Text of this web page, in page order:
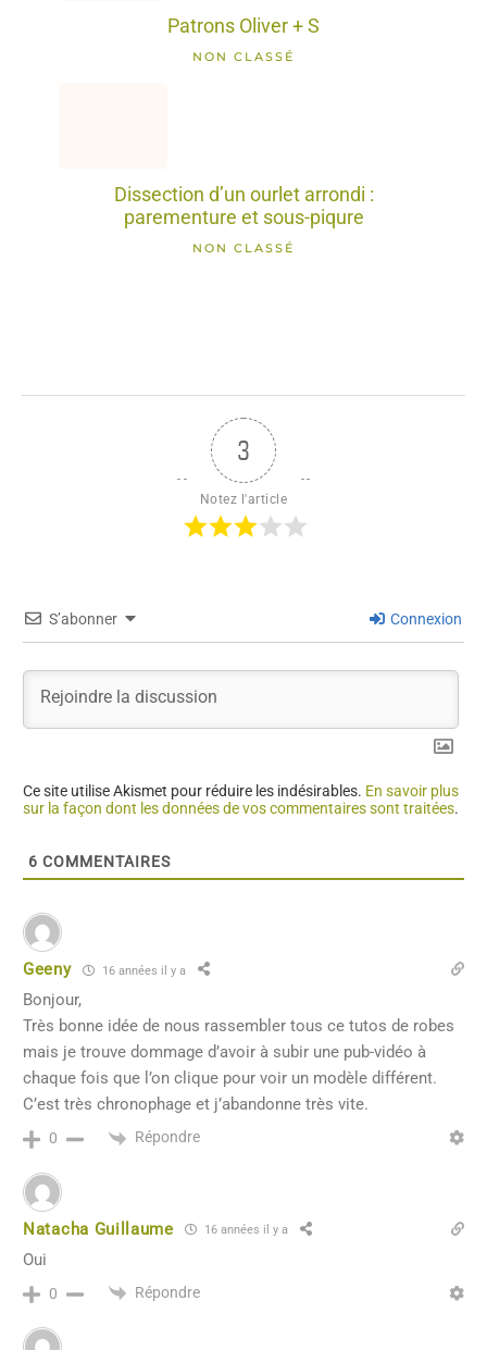
Patrons Oliver + S
NON CLASSÉ
Dissection d’un ourlet arrondi :
parementure et sous-piqure
NON CLASSÉ
3
Notez l'article
S’abonner Connexion
Ce site utilise Akismet pour réduire les indésirables. En savoir plus
sur la façon dont les données de vos commentaires sont traitées.
6 COMMENTAIRES
Geeny 16 années il y a
Bonjour,
Très bonne idée de nous rassembler tous ce tutos de robes
mais je trouve dommage d’avoir à subir une pub-vidéo à
chaque fois que l’on clique pour voir un modèle différent.
C’est très chronophage et j’abandonne très vite.
0 Répondre
Natacha Guillaume 16 années il y a
Oui
0 Répondre